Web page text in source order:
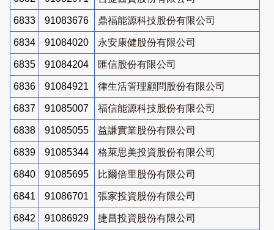
6833 91083676 鼎福能源科技股份有限公司
6834 91084020 永安康健股份有限公司
6835 91084204 匯信股份有限公司
6836 91084921 律生活管理顧問股份有限公司
6837 91085007 福信能源科技股份有限公司
6838 91085055 益謙實業股份有限公司
6839 91085344 格萊思美投資股份有限公司
6840 91085695 比爾倍里股份有限公司
6841 91086701 張家投資股份有限公司
6842 91086929 捷昌投資股份有限公司